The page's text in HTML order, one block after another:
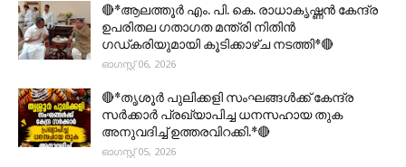
🔴*ആലത്തൂർ എം. പി. കെ. രാധാകൃഷ്ണൻ കേന്ദ്ര
ഉപരിതല ഗതാഗത മന്ത്രി നിതിൻ
ഗഡ്കരിയുമായി കൂടിക്കാഴ്ച നടത്തി*🔴
ഓഗസ്റ്റ് 06, 2026
🔴*തൃശൂര്‍ പുലിക്കളി സംഘങ്ങള്‍ക്ക് കേന്ദ്ര
സര്‍ക്കാര്‍ പ്രഖ്യാപിച്ച ധനസഹായ തുക
അനുവദിച്ച് ഉത്തരവിറക്കി.*🔴
ഓഗസ്റ്റ് 05, 2026